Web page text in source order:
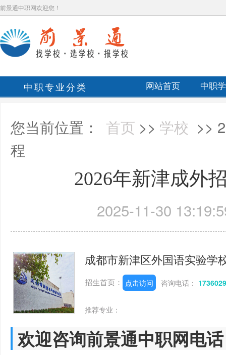
前景通中职网欢迎您！
中职专业分类 网站首页 中职
您当前位置： 首页 >> 学校 >>
程
2026年新津成外
2025-11-30
成都市新津区外国语实验学
招生首页： 点击访问 咨询电话：
推荐专业：
欢迎咨询前景通中职网电